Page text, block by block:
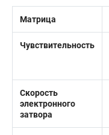
Матрица
Чувствительность
Скорость
электронного
затвора